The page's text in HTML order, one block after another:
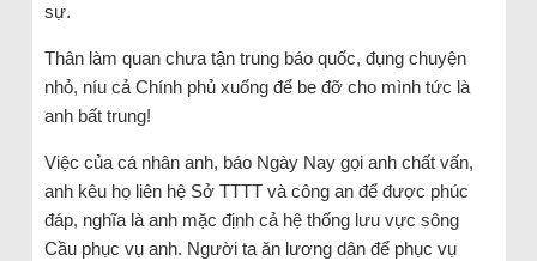
sự.
Thân làm quan chưa tận trung báo quốc, đụng chuyện
nhỏ, níu cả Chính phủ xuống để be đỡ cho mình tức là
anh bất trung!
Việc của cá nhân anh, báo Ngày Nay gọi anh chất vấn,
anh kêu họ liên hệ Sở TTTT và công an để được phúc
đáp, nghĩa là anh mặc định cả hệ thống lưu vực sông
Cầu phục vụ anh. Người ta ăn lương dân để phục vụ